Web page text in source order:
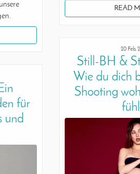
READ
20 Feb,
Still-BH &
Wie du dich
Shooting
für
und